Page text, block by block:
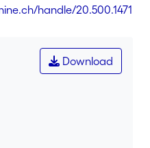
handle/20.500.1471
Download